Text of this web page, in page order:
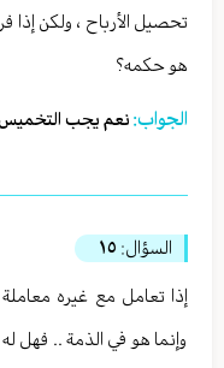
تحصيل الأرباح ، ولكن إذا
هو حكمه؟
الجواب: نعم يجب التخميس
السؤال: ١٥
إذا تعامل مع غيره
وإنما هو في الذمة .. فهل